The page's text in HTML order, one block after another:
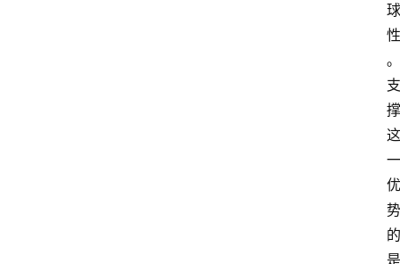
球
性
。
支
撑
这
一
优
势
的
是